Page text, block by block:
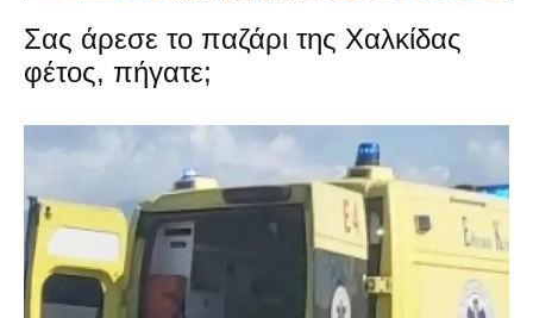
Σας άρεσε το παζάρι της Χαλκίδας
φέτος, πήγατε;